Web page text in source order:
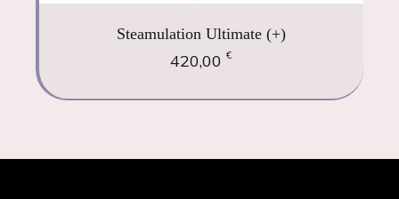
Steamulation Ultimate (+)
420,00€